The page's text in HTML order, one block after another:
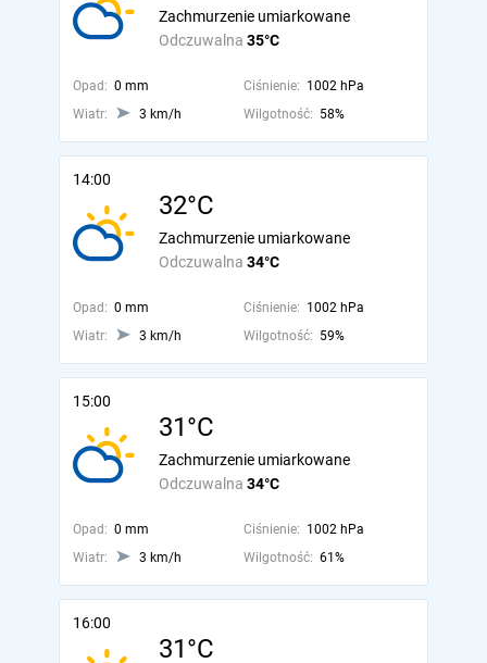
Odczuwalna 35°C
Zachmurzenie umiarkowane
Opad: 0 mm Ciśnienie: 1002 hPa
Wiatr:
3 km/h Wilgotność: 58%
14:00
32°C
Odczuwalna 34°C
Zachmurzenie umiarkowane
Opad: 0 mm Ciśnienie: 1002 hPa
Wiatr:
3 km/h Wilgotność: 59%
15:00
31°C
Odczuwalna 34°C
Zachmurzenie umiarkowane
Opad: 0 mm Ciśnienie: 1002 hPa
Wiatr:
3 km/h Wilgotność: 61%
16:00
31°C